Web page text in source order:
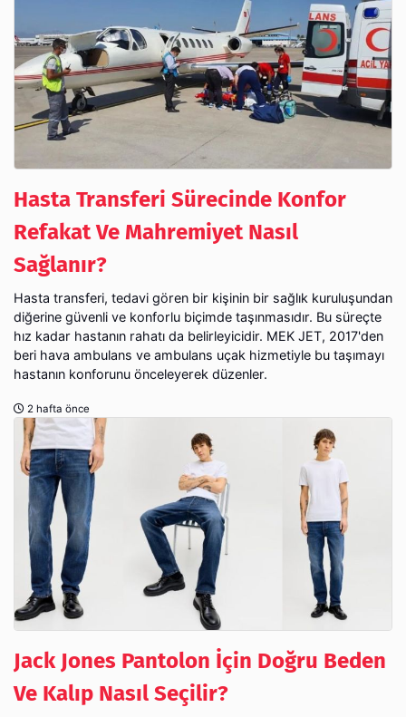
Hasta Transferi Sürecinde Konfor
Refakat Ve Mahremiyet Nasıl
Sağlanır?
Hasta transferi, tedavi gören bir kişinin bir sağlık kuruluşundan
diğerine güvenli ve konforlu biçimde taşınmasıdır. Bu süreçte
hız kadar hastanın rahatı da belirleyicidir. MEK JET, 2017'den
beri hava ambulans ve ambulans uçak hizmetiyle bu taşımayı
hastanın konforunu önceleyerek düzenler.
2 hafta önce
Jack Jones Pantolon İçin Doğru Beden
Ve Kalıp Nasıl Seçilir?